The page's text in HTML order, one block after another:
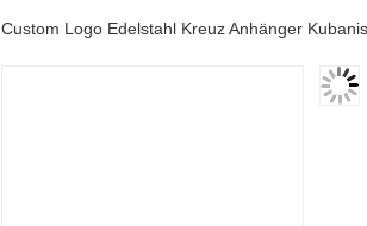
Custom Logo Edelstahl Kreuz Anhänger